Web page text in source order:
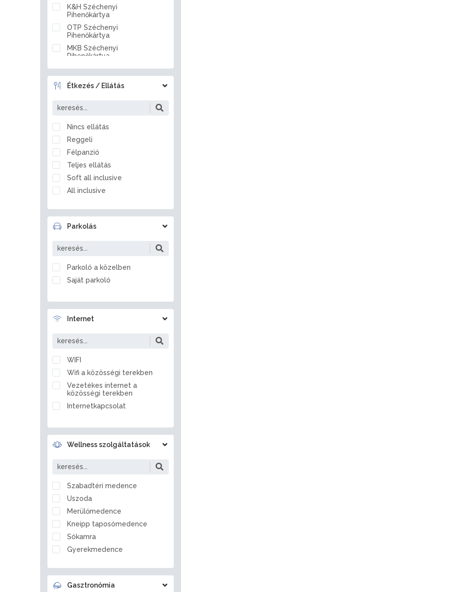
Bakonybél
Bakonynána
Bakonyszentlászló
Balassagyarmat
Balatonakarattya
Balatonberény
Balatonboglár
Balatonederics
Balatonfenyves
Balatonfőkajár
Balatonföldvár
Balatonfüred
Balatonkenese
Balatonmagyaród
Balatonrendes
Balatonszabadi
Balatonszemes
Balatonszőlős
Balf
Ballószög
Balmazújváros
Bánd
Bánk
Barcs
Bátaszék
Becsvölgye
Békéscsaba
Békésszentandrás
Bélapátfalva
K&H Széchenyi
Pihenőkártya
OTP Széchenyi
Pihenőkártya
MKB Széchenyi
Pihenőkártya
Készpénz
Átutalás
Étkezés / Ellátás
Nincs ellátás
Reggeli
Félpanzió
Teljes ellátás
Soft all inclusive
All inclusive
Parkolás
Parkoló a közelben
Saját parkoló
Internet
WIFI
Wifi a közösségi terekben
Vezetékes internet a
közösségi terekben
Internetkapcsolat
Wellness szolgáltatások
Szabadtéri medence
Uszoda
Merülőmedence
Kneipp taposómedence
Sókamra
Gyerekmedence
Gőzkamra
Aromakabin
Gasztronómia